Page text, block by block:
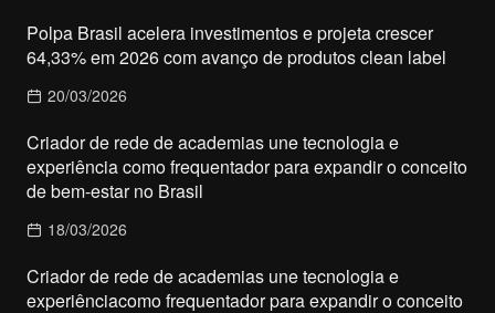
Polpa Brasil acelera investimentos e projeta crescer
64,33% em 2026 com avanço de produtos clean label
20/03/2026
Criador de rede de academias une tecnologia e
experiência como frequentador para expandir o conceito
de bem-estar no Brasil
18/03/2026
Criador de rede de academias une tecnologia e
experiênciacomo frequentador para expandir o conceito